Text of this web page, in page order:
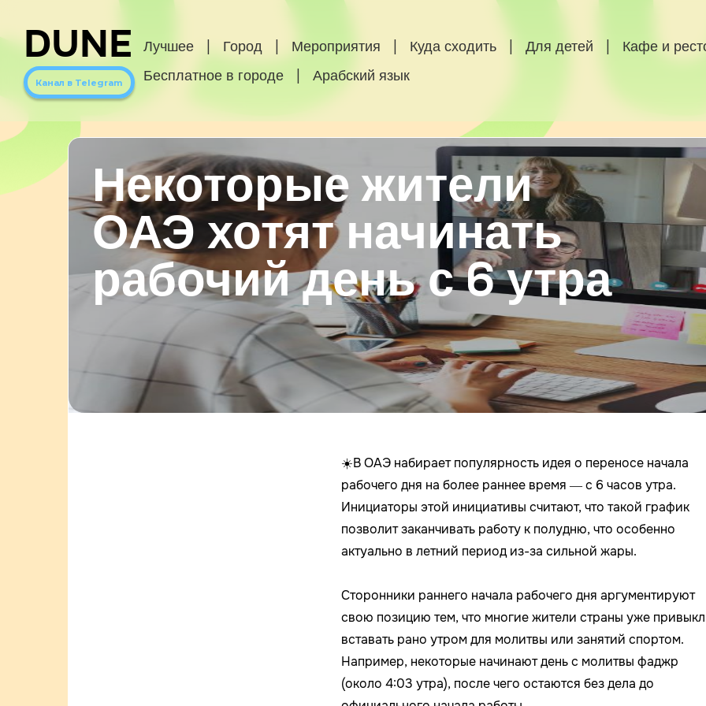
DUNE
Канал в Telegram
Лучшее Город Мероприятия Куда сходить Для детей
Кафе и
Бесплатное в городе
Арабский язык
Некоторые жители
ОАЭ хотят начинать
рабочий день с 6 утра
☀️В ОАЭ набирает популярность идея о переносе начала
рабочего дня на более раннее время — с 6 часов утра.
Инициаторы этой инициативы считают, что такой график
позволит заканчивать работу к полудню, что особенно
актуально в летний период из-за сильной жары.
Сторонники раннего начала рабочего дня аргументируют
свою позицию тем, что многие жители страны уже
вставать рано утром для молитвы или занятий спортом.
Например, некоторые начинают день с молитвы фаджр
(около 4:03 утра), после чего остаются без дела до